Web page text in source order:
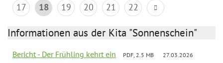
17
18 19 20 21 22
Informationen aus der Kita "Sonnenschein"
Bericht - Der Frühling kehrt ein PDF, 2.5 MB 27.03.2026